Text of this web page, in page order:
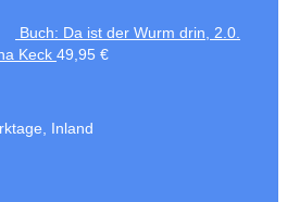
Buch: Da ist der Wurm drin, 2.0.
Keck 49,95 €
Inland